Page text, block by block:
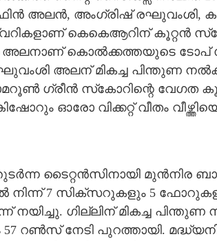
ഫിൻ അലൻ, അംഗ്രിഷ് രഘുവംശി,
കെകെആറിന് കൂറ്റൻ
അലനാണ് കൊൽക്കത്തയുടെ ടോപ്
അലന് മികച്ച പിന്തുണ
ഗ്രീൻ സ്‌കോറിന്റെ വേഗത
ഓരോ വിക്കറ്റ് വീതം
ടൈറ്റൻസിനായി മുൻനിര
നിന്ന് 7 സിക്സറുകളും 5
നയിച്ചു. ഗില്ലിന് മികച്ച
റൺസ് നേടി പുറത്തായി.